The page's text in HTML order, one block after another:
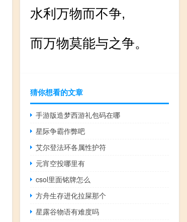
水利万物而不争,
而万物莫能与之争。
猜你想看的文章
手游版造梦西游礼包码在哪
星际争霸作弊吧
艾尔登法环各属性护符
元宵空投哪里有
csol里面铭牌怎么
方舟生存进化拉屎那个
星露谷物语有难度吗